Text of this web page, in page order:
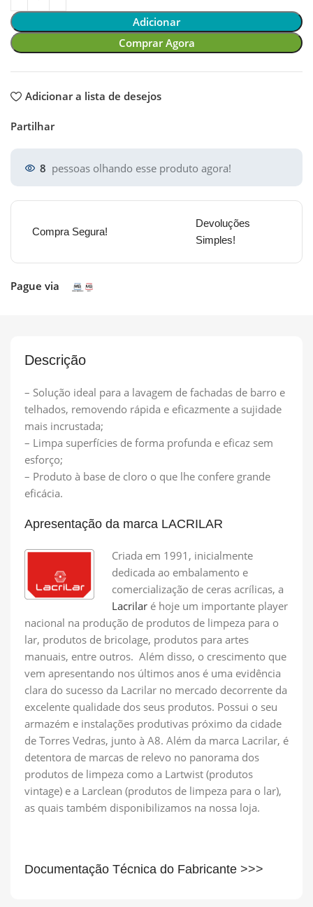
Adicionar
Comprar Agora
Adicionar a lista de desejos
Partilhar
8 pessoas olhando esse produto agora!
Compra Segura!
Devoluções
Simples!
Pague via
Descrição
– Solução ideal para a lavagem de fachadas de barro e
telhados, removendo rápida e eficazmente a sujidade
mais incrustada;
– Limpa superfícies de forma profunda e eficaz sem
esforço;
– Produto à base de cloro o que lhe confere grande
eficácia.
Apresentação da marca LACRILAR
Criada em 1991, inicialmente
dedicada ao embalamento e
comercialização de ceras acrílicas, a
Lacrilar é hoje um importante player
nacional na produção de produtos de limpeza para o
lar, produtos de bricolage, produtos para artes
manuais, entre outros. Além disso, o crescimento que
vem apresentando nos últimos anos é uma evidência
clara do sucesso da Lacrilar no mercado decorrente da
excelente qualidade dos seus produtos. Possui o seu
armazém e instalações produtivas próximo da cidade
de Torres Vedras, junto à A8. Além da marca Lacrilar, é
detentora de marcas de relevo no panorama dos
produtos de limpeza como a Lartwist (produtos
vintage) e a Larclean (produtos de limpeza para o lar),
as quais também disponibilizamos na nossa loja.
Documentação Técnica do Fabricante >>>